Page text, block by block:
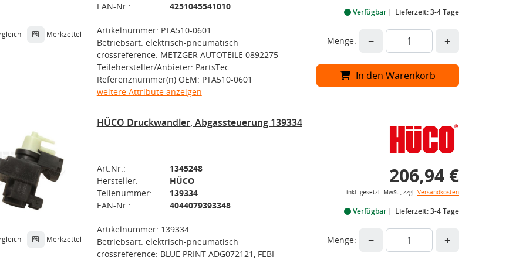
Merkzettel
EAN-Nr.:
4251045541010
Artikelnummer: PTA510-0601
Betriebsart: elektrisch-pneumatisch
crossreference: METZGER AUTOTEILE 0892275
Teilehersteller/Anbieter: PartsTec
Referenznummer(n) OEM: PTA510-0601
weitere Attribute anzeigen
Verfügbar Lieferzeit: 3-4 Tage
Menge: − +
In den Warenkorb
Merkzettel
HÜCO Druckwandler, Abgassteuerung 139334
Art.Nr.:
1345248
Hersteller:
HÜCO
Teilenummer:
139334
EAN-Nr.:
4044079393348
Artikelnummer: 139334
Betriebsart: elektrisch-pneumatisch
crossreference: BLUE PRINT ADG072121, FEBI
206,94 €
inkl. gesetzl. MwSt., zzgl. Versandkosten
Verfügbar Lieferzeit: 3-4 Tage
Menge: − +